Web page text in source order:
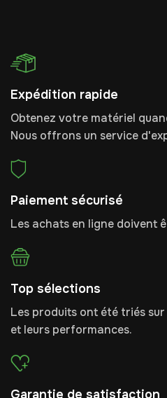
Expédition rapide
Obtenez votre matériel
Nous offrons un service
Paiement sécurisé
Les achats en ligne doivent
Top sélections
Les produits ont été triés
et leurs performances.
Garantie de satisfaction